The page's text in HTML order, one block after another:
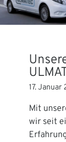
17. Januar
Mit
wir seit